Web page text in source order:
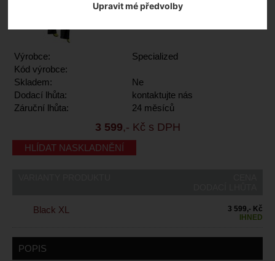
Upravit mé předvolby
Výrobce:
Specialized
Kód výrobce:
Skladem:
Ne
Dodací lhůta:
kontaktujte nás
Záruční lhůta:
24 měsíců
3 599,- Kč s DPH
HLÍDAT NASKLADNĚNÍ
Black XL
3 599,- Kč
IHNED
POPIS